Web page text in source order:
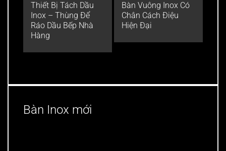
Thiết Bị Tách Dầu
Inox – Thùng Để
Ráo Dầu Bếp Nhà
Hàng
Bàn Vuông Inox Có
Chân Cách Điệu
Hiện Đại
Bàn Inox mới